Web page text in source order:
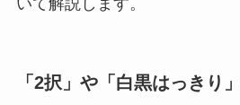
「2択」や「白黒はっきり